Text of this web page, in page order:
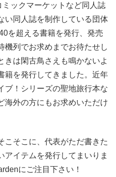
ックマーケットなど同人誌
い同人誌を制作している団体
を超える書籍を発行、発売
機列でお求めまでお待たせし
きは閑古鳥さえも鳴かないよ
籍を発行してきました。近年
ブ！シリーズの聖地旅行本な
海外の方にもお求めいただけ
そこに、代表がただ書きた
アイテムを発行してまいりま
にご注目下さい！